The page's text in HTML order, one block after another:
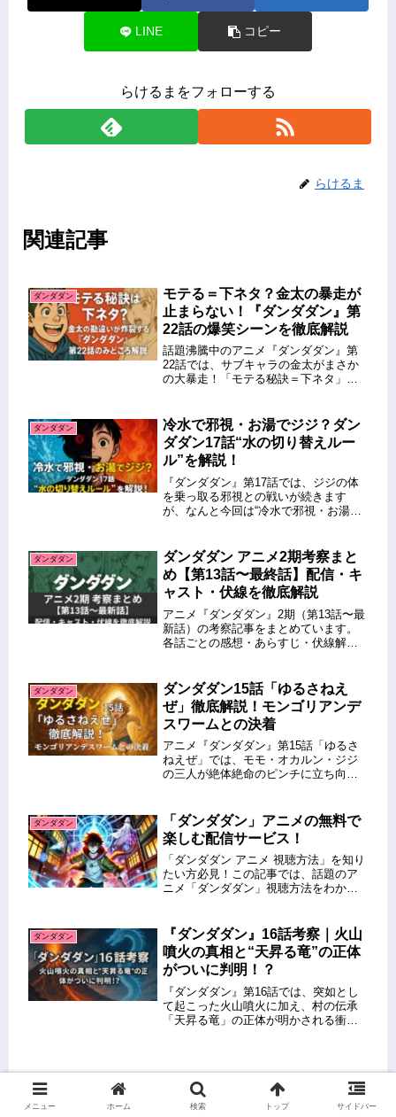
LINE コピー
らけるまをフォローする
らけるま
関連記事
ダンダダン
モテる＝下ネタ？金太の暴走が
止まらない！『ダンダダン』第
22話の爆笑シーンを徹底解説
話題沸騰中のアニメ『ダンダダン』第
22話では、サブキャラの金太がまさか
の大暴走！「モテる秘訣＝下ネタ」と
ます。さらに、謎の金の玉と透明怪獣
の登場でバトルもヒートアップ！こ
の...
ダンダダン
冷水で邪視・お湯でジジ？ダン
ダダン17話“水の切り替えルー
ル”を解説！
『ダンダダン』第17話では、ジジの体
を乗っ取る邪視との戦いが続きます
が、なんと今回は“冷水で邪視・お湯で
るけど怖い「切り替えルール」の仕組
みを考察しながら、星子の対応策・...
ダンダダン
ダンダダン アニメ2期考察まと
め【第13話〜最終話】配信・キ
ャスト・伏線を徹底解説
アニメ『ダンダダン』2期（第13話〜最
新話）の考察記事をまとめています。
各話ごとの感想・あらすじ・伏線解説
= window.adsbygoogle || [...
ダンダダン
ダンダダン15話「ゆるさねえ
ぜ」徹底解説！モンゴリアンデ
スワームとの決着
アニメ『ダンダダン』第15話「ゆるさ
ねえぜ」では、モモ・オカルン・ジジ
の三人が絶体絶命のピンチに立ち向か
した邪視により、ジジは完全に体を乗
っ取られ、モモとオカルンは命がけ
の...
ダンダダン
「ダンダダン」アニメの無料で
楽しむ配信サービス！
「ダンダダン アニメ 視聴方法」を知り
たい方必見！この記事では、話題のア
ニメ「ダンダダン」視聴方法をわかり
に「ダンダダン」を楽しみましょう！
この記事を読むとわかること 「...
ダンダダン
『ダンダダン』16話考察｜火山
噴火の真相と“天昇る竜”の正体
がついに判明！？
『ダンダダン』第16話では、突如とし
て起こった火山噴火に加え、村の伝承
「天昇る竜」の正体が明かされる衝撃
ていたことがモモの口から語ら...
メニュー ホーム 検索 トップ サイドバー